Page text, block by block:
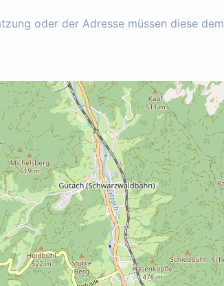
oder der Adresse müssen diese dem